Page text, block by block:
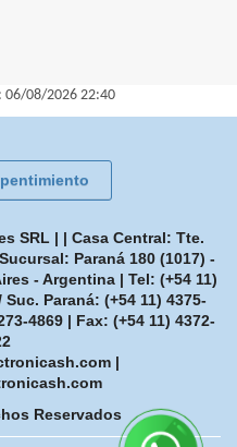
06/08/2026 22:40
SRL | | Casa Central: Tte.
Paraná 180 (1017) -
- Argentina | Tel: (+54 11)
Paraná: (+54 11) 4375-
4869| Fax: (+54 11) 4372-
|
Reservados